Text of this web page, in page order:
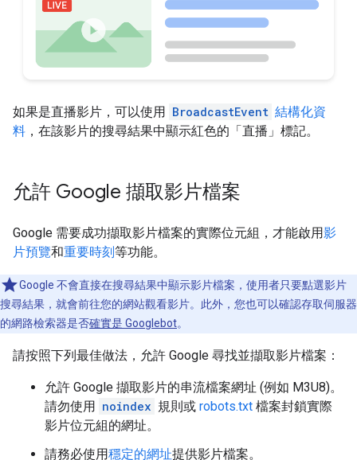
如果是直播影片，可以使用 BroadcastEvent 結構化資
料 ，在該影片的搜尋結果中顯示紅色的「直播」標記。
允許 Google 擷取影片檔案
Google 需要成功擷取影片檔案的實際位元組，才能啟用影
片預覽和重要時刻等功能。
Google 不會直接在搜尋結果中顯示影片檔案，使用者只要點選影片
搜尋結果，就會前往您的網站觀看影片。此外，您也可以確認存取伺服器
的網路檢索器是否確實是 Googlebot。
請按照下列最佳做法，允許 Google 尋找並擷取影片檔案：
允許 Google 擷取影片的串流檔案網址 (例如 M3U8)。
請勿使用 noindex 規則或 robots.txt 檔案封鎖實際
影片位元組的網址。
請務必使用穩定的網址提供影片檔案。